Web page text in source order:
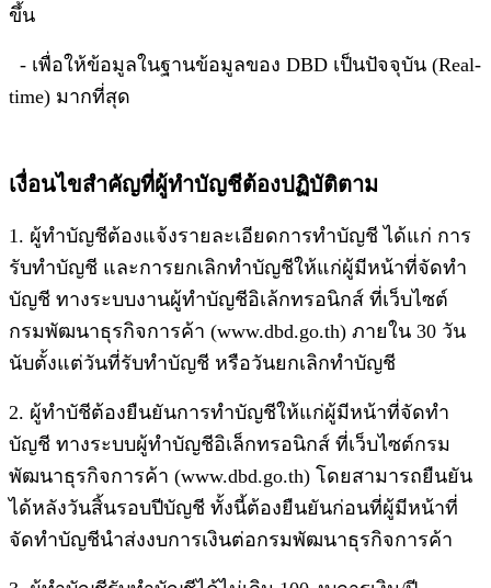
ขึ้น
- เพื่อให้ข้อมูลในฐานข้อมูลของ DBD เป็นปัจจุบัน (Real-
time) มากที่สุด
เงื่อนไขสำคัญที่ผู้ทำบัญชีต้องปฏิบัติตาม
1. ผู้ทำบัญชีต้องแจ้งรายละเอียดการทำบัญชี ได้แก่ การ
รับทำบัญชี และการยกเลิกทำบัญชีให้แก่ผู้มีหน้าที่จัดทำ
บัญชี ทางระบบงานผู้ทำบัญชีอิเล้กทรอนิกส์ ที่เว็บไซต์
กรมพัฒนาธุรกิจการค้า (www.dbd.go.th) ภายใน 30 วัน
นับตั้งแต่วันที่รับทำบัญชี หรือวันยกเลิกทำบัญชี
2. ผู้ทำบัชีต้องยืนยันการทำบัญชีให้แก่ผู้มีหน้าที่จัดทำ
บัญชี ทางระบบผู้ทำบัญชีอิเล็กทรอนิกส์ ที่เว็บไซต์กรม
พัฒนาธุรกิจการค้า (www.dbd.go.th) โดยสามารถยืนยัน
ได้หลังวันสิ้นรอบปีบัญชี ทั้งนี้ต้องยืนยันก่อนที่ผู้มีหน้าที่
จัดทำบัญชีนำส่งงบการเงินต่อกรมพัฒนาธุรกิจการค้า